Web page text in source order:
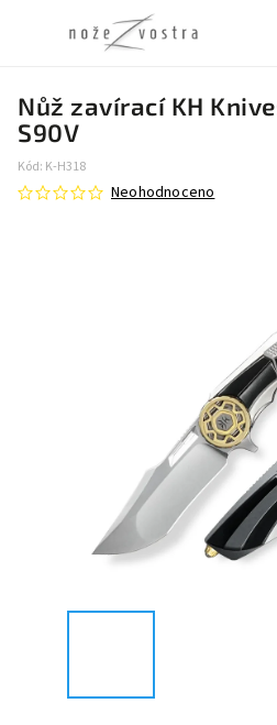
Nůž zavírací KH
S90V
Kód: K-H318
Neohodnoceno